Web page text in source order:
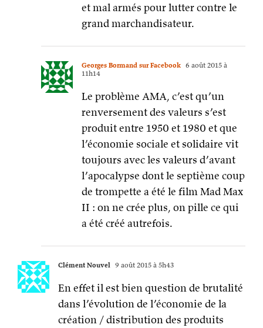
et mal armés pour lutter contre le
grand marchandisateur.
Georges Bormand sur Facebook 6 août 2015 à
11h14
Le problème AMA, c’est qu’un
renversement des valeurs s’est
produit entre 1950 et 1980 et que
l’économie sociale et solidaire vit
toujours avec les valeurs d’avant
l’apocalypse dont le septième coup
de trompette a été le film Mad Max
II : on ne crée plus, on pille ce qui
a été créé autrefois.
Clément Nouvel 9 août 2015 à 5h43
En effet il est bien question de brutalité
dans l’évolution de l’économie de la
création / distribution des produits